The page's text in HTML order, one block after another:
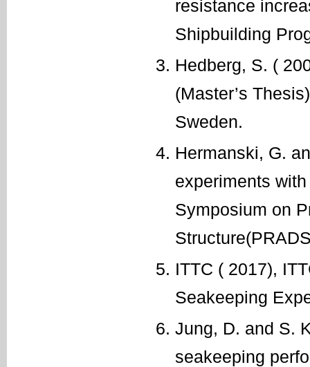
resistance
Shipbuilding
Hedberg, S. (
(Master’s
Sweden.
Hermanski, G.
experiments
Symposium on
ITTC ( 2017),
Seakeeping
Jung, D. and S.
seakeeping